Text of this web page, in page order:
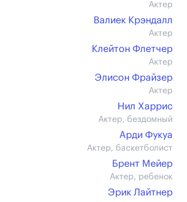
Актер
Валиек Крэндалл
Актер
Клейтон Флетчер
Актер
Элисон Фрайзер
Актер
Нил Харрис
Актер, бездомный
Арди Фукуа
Актер, баскетболист
Брент Мейер
Актер, ребенок
Эрик Лайтнер